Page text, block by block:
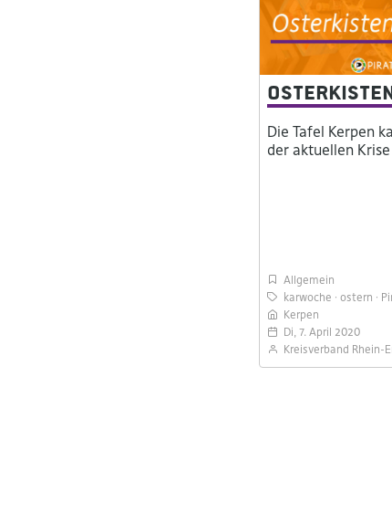
Die Tafel Kerpen
der aktuellen
Allgemein
karwoche
ostern
Kerpen
Di, 7. April 2020
Kreisverband Rhein-